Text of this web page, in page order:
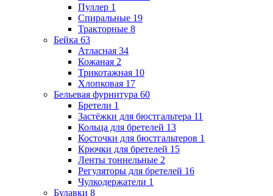
Пуллер 1
Спиральные 19
Тракторные 8
Бейка 63
Атласная 34
Кожаная 2
Трикотажная 10
Хлопковая 17
Бельевая фурнитура 60
Бретели 1
Застёжки для бюстгальтера 11
Кольца для бретелей 13
Косточки для бюстгальтеров 1
Крючки для бретелей 15
Ленты тоннельные 2
Регуляторы для бретелей 16
Чулкодержатели 1
Булавки 8